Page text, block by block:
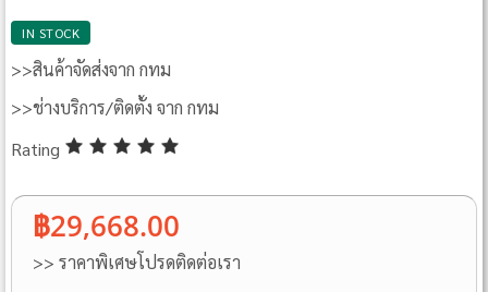
IN STOCK
>>สินค้าจัดส่งจาก กทม
>>ช่างบริการ/ติดตั้ง จาก กทม
Rating
฿29,668.00
>> ราคาพิเศษโปรดติดต่อเรา